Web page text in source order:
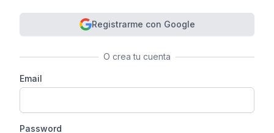
Registrarme con Google
O crea tu cuenta
Email
Password